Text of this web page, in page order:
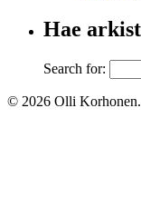
Hae
Search for:
© 2026 Olli